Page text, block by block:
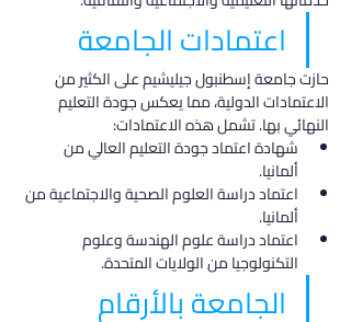
اعتمادات الجامعة
حازت جامعة إسطنبول جيليشيم على الكثير من
الاعتمادات الدولية، مما يعكس جودة التعليم
النهائي بها. تشمل هذه الاعتمادات:
شهادة اعتماد جودة التعليم العالي من
ألمانيا.
اعتماد دراسة العلوم الصحية والاجتماعية من
ألمانيا.
اعتماد دراسة علوم الهندسة وعلوم
التكنولوجيا من الولايات المتحدة.
الجامعة بالأرقام